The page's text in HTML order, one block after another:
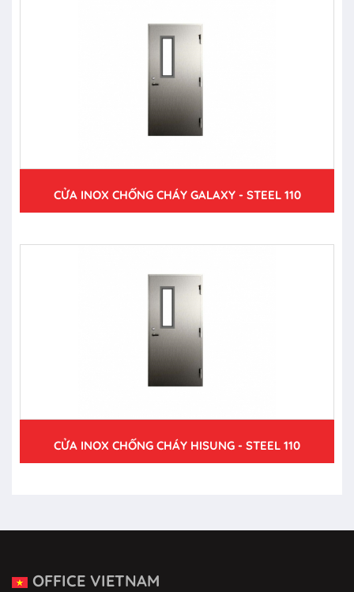
CỬA INOX CHỐNG CHÁY GALAXY - STEEL 110
CỬA INOX CHỐNG CHÁY HISUNG - STEEL 110
OFFICE VIETNAM